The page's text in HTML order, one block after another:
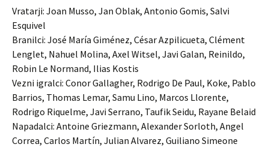
Vratarji: Joan Musso, Jan Oblak, Antonio Gomis, Salvi
Esquivel
Branilci: José María Giménez, César Azpilicueta, Clément
Lenglet, Nahuel Molina, Axel Witsel, Javi Galan, Reinildo,
Robin Le Normand, Ilias Kostis
Vezni igralci: Conor Gallagher, Rodrigo De Paul, Koke, Pablo
Barrios, Thomas Lemar, Samu Lino, Marcos Llorente,
Rodrigo Riquelme, Javi Serrano, Taufik Seidu, Rayane Belaid
Napadalci: Antoine Griezmann, Alexander Sorloth, Angel
Correa, Carlos Martín, Julian Alvarez, Guiliano Simeone